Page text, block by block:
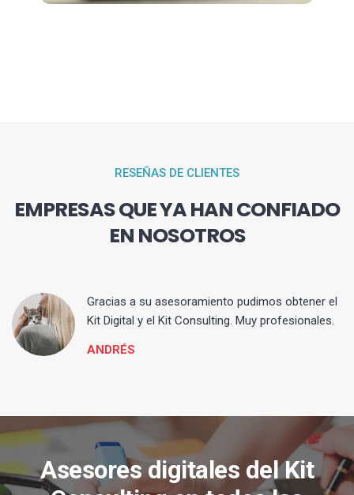
RESEÑAS DE CLIENTES
EMPRESAS QUE YA HAN CONFIADO
EN NOSOTROS
Gracias a su asesoramiento pudimos obtener el
Kit Digital y el Kit Consulting. Muy profesionales.
ANDRÉS
Asesores digitales del Kit